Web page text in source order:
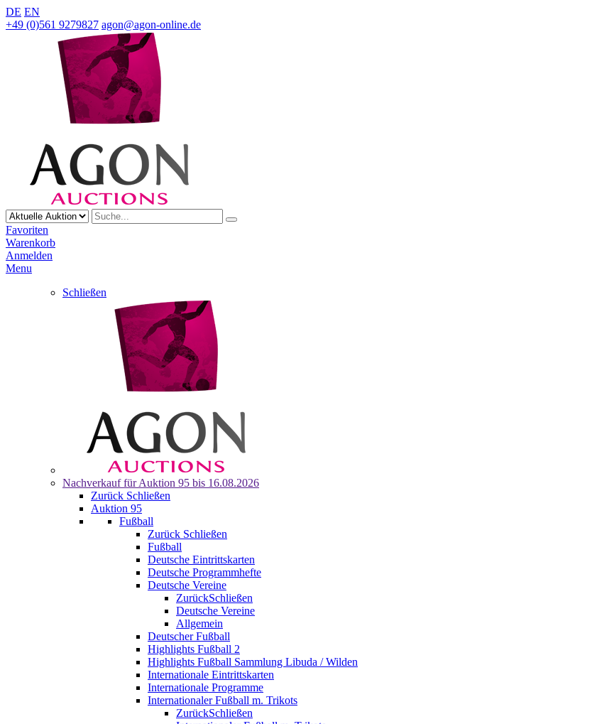
DE EN
+49 (0)561 9279827 agon@agon-online.de
Favoriten
Warenkorb
Anmelden
Menu
Schließen
Nachverkauf für Auktion 95 bis 16.08.2026
Zurück Schließen
Auktion 95
Fußball
Zurück Schließen
Fußball
Deutsche Eintrittskarten
Deutsche Programmhefte
Deutsche Vereine
ZurückSchließen
Deutsche Vereine
Allgemein
Deutscher Fußball
Highlights Fußball 2
Highlights Fußball Sammlung Libuda / Wilden
Internationale Eintrittskarten
Internationale Programme
Internationaler Fußball m. Trikots
ZurückSchließen